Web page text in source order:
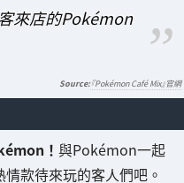
來店的Pokémon
『Pokémon Café Mix』官網
！ 與Pokémon一起
款待來玩的客人們吧。